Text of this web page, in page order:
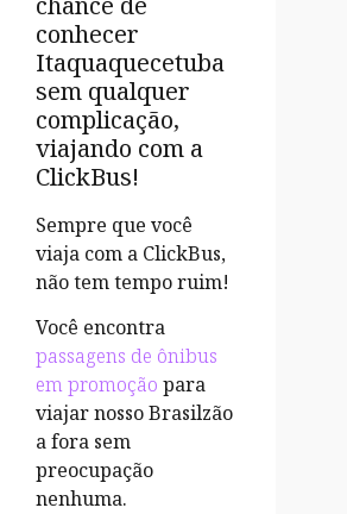
conhecer
Itaquaquecetuba
sem qualquer
complicação,
viajando com a
ClickBus!
Sempre que você
viaja com a ClickBus,
não tem tempo ruim!
Você encontra
passagens de ônibus
em promoção para
viajar nosso Brasilzão
a fora sem
preocupação
nenhuma.